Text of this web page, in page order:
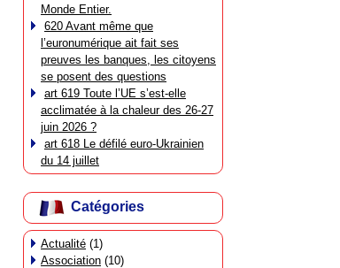
Monde Entier.
620 Avant même que
l’euronumérique ait fait ses
preuves les banques, les citoyens
se posent des questions
art 619 Toute l’UE s’est-elle
acclimatée à la chaleur des 26-27
juin 2026 ?
art 618 Le défilé euro-Ukrainien
du 14 juillet
Catégories
Actualité (1)
Association (10)